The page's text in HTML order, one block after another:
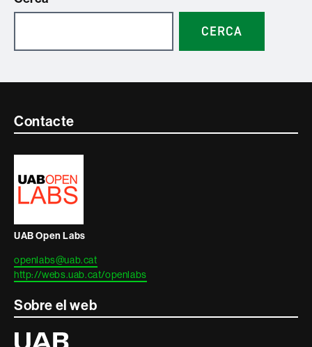
CERCA
Contacte
informació
legal
Contacte
UAB Open Labs
openlabs@uab.cat
http://webs.uab.cat/openlabs
Sobre el web
Universitat